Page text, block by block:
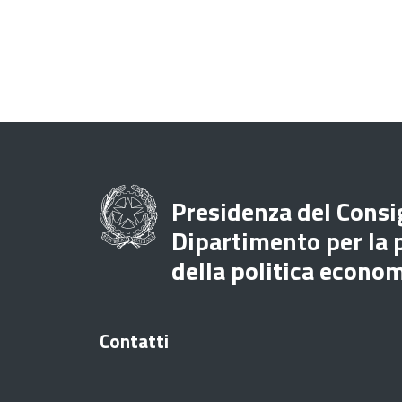
Presidenza del
Dipartimento per la
della politica
Contatti